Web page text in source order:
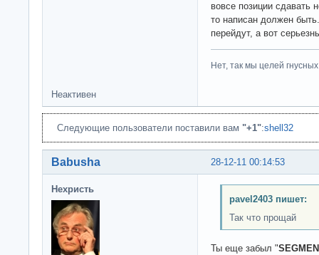
вовсе позиции сдавать
то написан должен
перейдут, а вот
Нет, так мы целей
Неактивен
Следующие пользователи поставили вам "+1":shell32
28-12-11 00:14:53
Babusha
Нехристь
pavel2403 пишет:
Так что прощай
Ты еще забыл "